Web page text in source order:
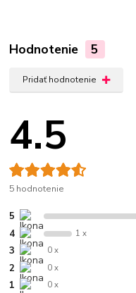
Hodnotenie 5
Pridať hodnotenie
4.5
5 hodnotenie
5
4 1 x
3 0 x
2 0 x
1 0 x